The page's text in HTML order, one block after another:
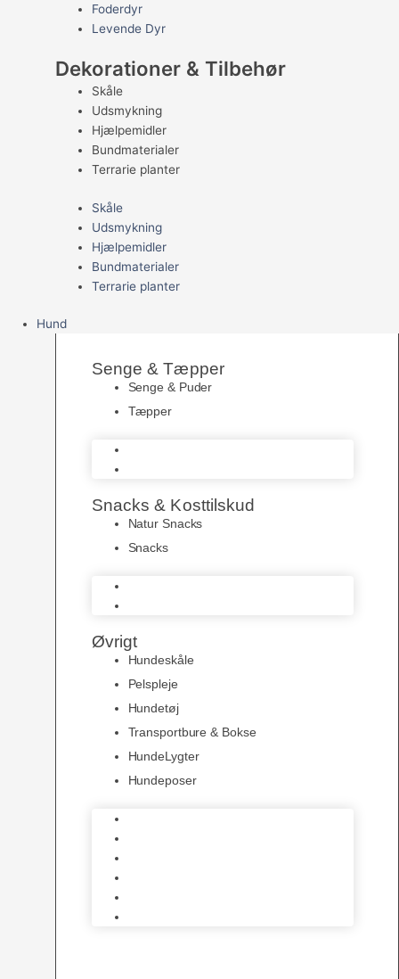
Foderdyr
Levende Dyr
Dekorationer & Tilbehør
Skåle
Udsmykning
Hjælpemidler
Bundmaterialer
Terrarie planter
Skåle
Udsmykning
Hjælpemidler
Bundmaterialer
Terrarie planter
Hund
Senge & Tæpper
Senge & Puder
Tæpper
Snacks & Kosttilskud
Natur Snacks
Snacks
Øvrigt
Hundeskåle
Pelspleje
Hundetøj
Transportbure & Bokse
HundeLygter
Hundeposer